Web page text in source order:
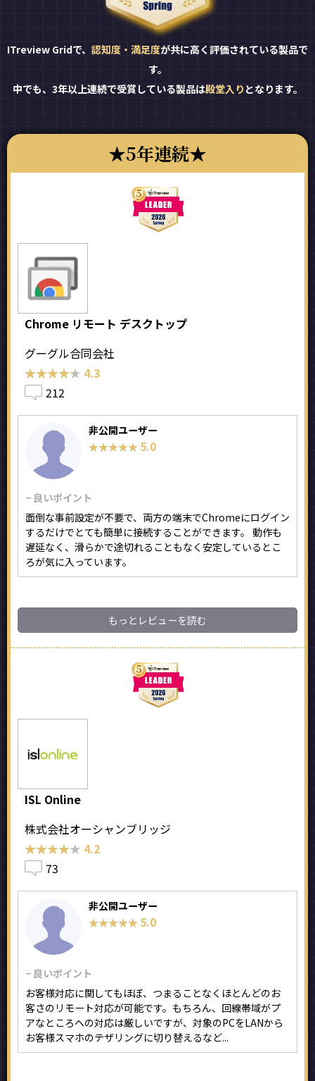
ITreview Gridで、 認知度・満足度が共に高く評価されている製品で
す。
中でも、3年以上連続で受賞している製品は殿堂入り となります。
5年連続
Chrome リモート デスクトップ
グーグル合同会社
★★★★★
★★★★★ 4.3
212
非公開ユーザー
★★★★★
★★★★★ 5.0
− 良いポイント
面倒な事前設定が不要で、両方の端末でChromeにログイン
するだけでとても簡単に接続することができます。 動作も
遅延なく、滑らかで途切れることもなく安定しているとこ
ろが気に入っています。
もっとレビューを読む
ISL Online
株式会社オーシャンブリッジ
★★★★★
★★★★★ 4.2
73
非公開ユーザー
★★★★★
★★★★★ 5.0
− 良いポイント
お客様対応に関してもほぼ、つまることなくほとんどのお
客さのリモート対応が可能です。もちろん、回線帯域がプ
アなところへの対応は厳しいですが、対象のPCをLANから
お客様スマホのテザリングに切り替えるなど...